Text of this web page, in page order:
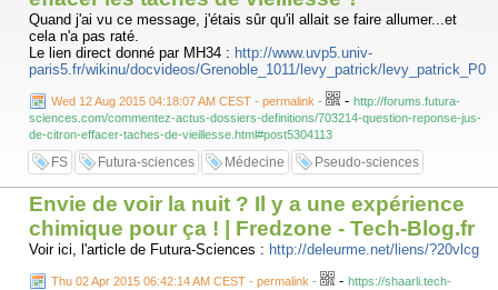
Quand j'ai vu ce message, j'étais sûr qu'il allait se faire allumer...et
cela n'a pas raté.
Le lien direct donné par MH34 : http://www.uvp5.univ-
paris5.fr/wikinu/docvideos/Grenoble_1011/levy_patrick/
Wed 12 Aug 2015 04:18:07 AM CEST - permalink - - http://forums.futura-
sciences.com/commentez-actus-dossiers-definitions/703214-question-reponse-jus-
de-citron-effacer-taches-de-vieillesse.html#post5304113
FS Futura-sciences Médecine Pseudo-sciences
Envie de voir la nuit ? Il y a une expérience
chimique pour ça ! | Fredzone - Tech-Blog.fr
Voir ici, l'article de Futura-Sciences : http://deleurme.net/liens/?20vlcg
Thu 02 Apr 2015 06:42:14 AM CEST - permalink - - https://shaarli.tech-